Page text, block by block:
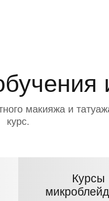
макияжа и
курс.
Курсы